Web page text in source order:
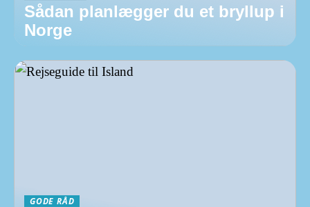
Sådan planlægger du et bryllup i
Norge
GODE RÅD